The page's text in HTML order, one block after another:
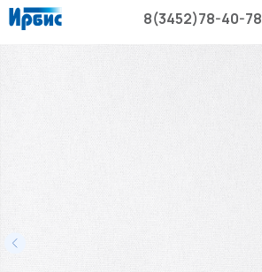
8(3452)78-40-78